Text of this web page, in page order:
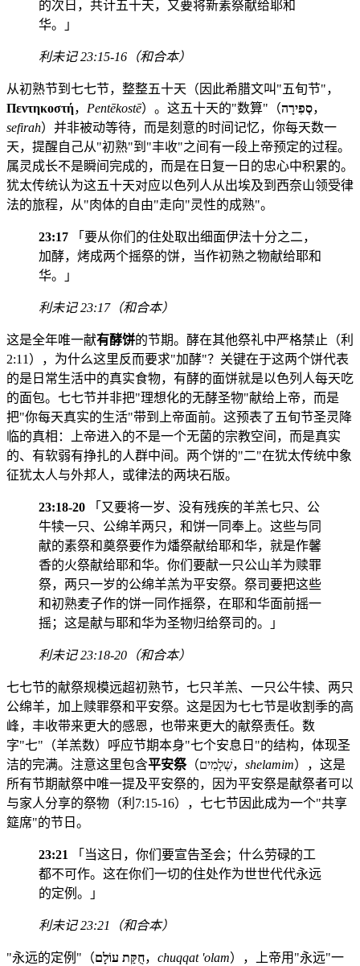
的次日，共计五十天，又要将新素祭献给耶和
华。」
利未记 23:15-16（和合本）
从初熟节到七七节，整整五十天（因此希腊文叫"五旬节"，
Πεντηκοστή， Pentēkostē）。这五十天的"数算"（סְפִירָה，
sefirah）并非被动等待，而是刻意的时间记忆，你每天数一
天，提醒自己从"初熟"到"丰收"之间有一段上帝预定的过程。
属灵成长不是瞬间完成的，而是在日复一日的忠心中积累的。
犹太传统认为这五十天对应以色列人从出埃及到西奈山领受律
法的旅程，从"肉体的自由"走向"灵性的成熟"。
23:17 「要从你们的住处取出细面伊法十分之二，
加酵，烤成两个摇祭的饼，当作初熟之物献给耶和
华。」
利未记 23:17（和合本）
这是全年唯一献有酵饼的节期。酵在其他祭礼中严格禁止（利
2:11），为什么这里反而要求"加酵"？关键在于这两个饼代表
的是日常生活中的真实食物，有酵的面饼就是以色列人每天吃
的面包。七七节并非把"理想化的无酵圣物"献给上帝，而是
把"你每天真实的生活"带到上帝面前。这预表了五旬节圣灵降
临的真相：上帝进入的不是一个无菌的宗教空间，而是真实
的、有软弱有挣扎的人群中间。两个饼的"二"在犹太传统中象
征犹太人与外邦人，或律法的两块石版。
23:18-20 「又要将一岁、没有残疾的羊羔七只、公
牛犊一只、公绵羊两只，和饼一同奉上。这些与同
献的素祭和奠祭要作为燔祭献给耶和华，就是作馨
香的火祭献给耶和华。你们要献一只公山羊为赎罪
祭，两只一岁的公绵羊羔为平安祭。祭司要把这些
和初熟麦子作的饼一同作摇祭，在耶和华面前摇一
摇；这是献与耶和华为圣物归给祭司的。」
利未记 23:18-20（和合本）
七七节的献祭规模远超初熟节，七只羊羔、一只公牛犊、两只
公绵羊，加上赎罪祭和平安祭。这是因为七七节是收割季的高
峰，丰收带来更大的感恩，也带来更大的献祭责任。数
字"七"（羊羔数）呼应节期本身"七个安息日"的结构，体现圣
洁的完满。注意这里包含平安祭 （שְׁלָמִים， shelamim），这是
所有节期献祭中唯一提及平安祭的，因为平安祭是献祭者可以
与家人分享的祭物（利7:15-16），七七节因此成为一个"共享
筵席"的节日。
23:21
「当这日，你们要宣告圣会；什么劳碌的工
都不可作。这在你们一切的住处作为世世代代永远
的定例。」
利未记 23:21（和合本）
"永远的定例"（חֻקַּת עוֹלָם， chuqqat 'olam），上帝用"永远"一